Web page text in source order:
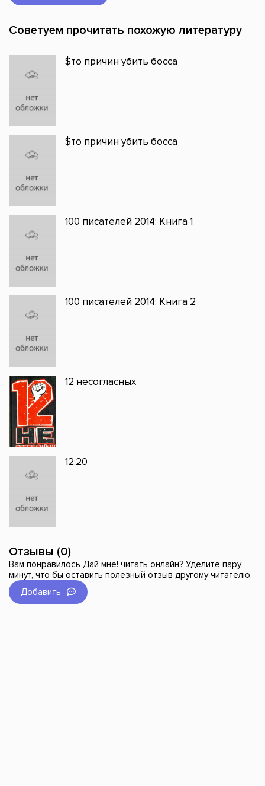
Советуем прочитать похожую литературу
$то причин убить босса
$то причин убить босса
100 писателей 2014: Книга 1
100 писателей 2014: Книга 2
12 несогласных
12:20
Отзывы (0)
Вам понравилось Дай мне! читать онлайн? Уделите пару
минут, что бы оставить полезный отзыв другому читателю.
Добавить